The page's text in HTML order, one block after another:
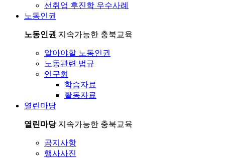
선취업 후진학 우수사례
노동인권
노동인권 지속가능한 충북교육
알아야할 노동인권
노동관련 법규
연구회
학습자료
활동자료
열린마당
열린마당 지속가능한 충북교육
공지사항
행사사진